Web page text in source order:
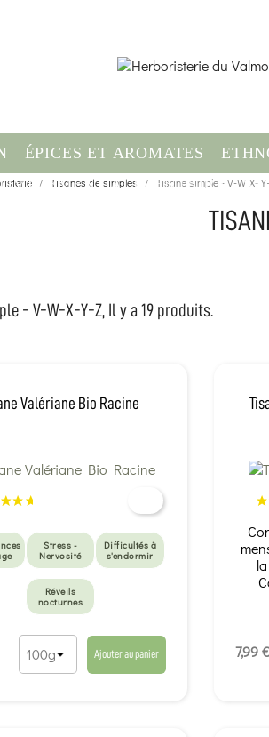
ÉPICES ET AROMATES
ALIMENTAIRE
Tisanes de simples Tisane simple - V-W-X-
- V-W-X-Y-Z, Il y a 19 produits.
Valériane Bio Racine
Stress -
Nervosité
Difficultés à
s'endormir
Réveils
nocturnes
Ajouter au panier 7,99